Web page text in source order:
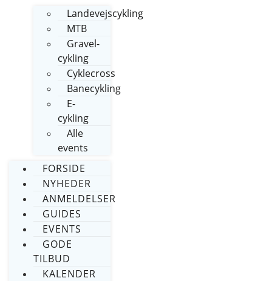
Landevejscykling
MTB
Gravel-
cykling
Cyklecross
Banecykling
E-
cykling
Alle
events
FORSIDE
NYHEDER
ANMELDELSER
GUIDES
EVENTS
GODE
TILBUD
KALENDER